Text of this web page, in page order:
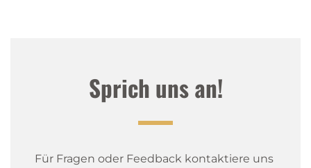
Sprich uns an!
Für Fragen oder Feedback kontaktiere uns